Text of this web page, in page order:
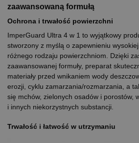
zaawansowaną formułą
Ochrona i trwałość powierzchni
ImperGuard Ultra 4 w 1 to wyjątkowy
stworzony z myślą o zapewnieniu
różnego rodzaju powierzchniom. Dzięki
zaawansowanej formuły, preparat
materiały przed wnikaniem wody
erozji, cyklu zamarzania/rozmarzania, a
się mchów, zielonych osadów i porostów,
i innych niekorzystnych substancji.
Trwałość i łatwość w utrzymaniu